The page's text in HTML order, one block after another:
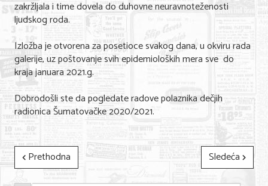
MARKETING
KONTAKT
O NAMA
zakržljala i time dovela do duhovne neuravnoteženosti
ljudskog roda.
Izložba je otvorena za posetioce svakog dana, u okviru rada
galerije, uz poštovanje svih epidemioloških mera sve do
kraja januara 2021.g.
Dobrodošli ste da pogledate radove polaznika dečjih
radionica Šumatovačke 2020/2021.
Prethodna Sledeća